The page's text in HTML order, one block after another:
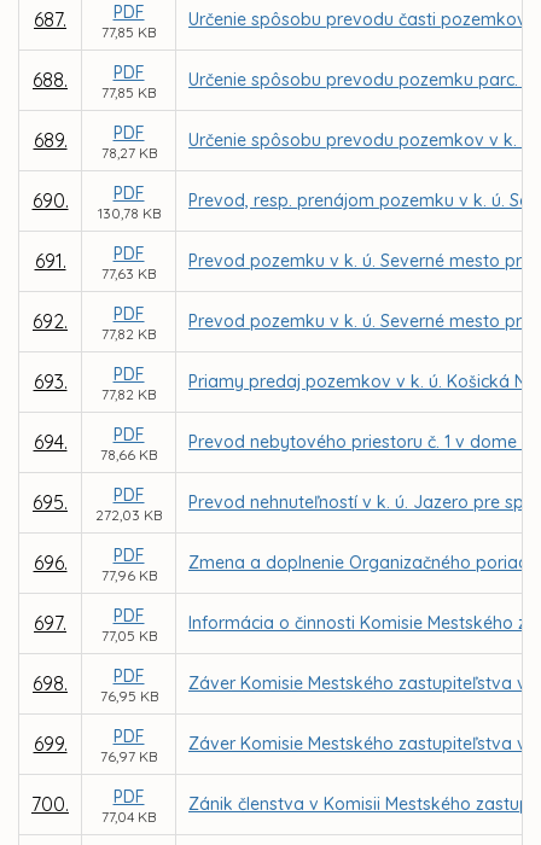
687. PDF
77,85 KB
Určenie spôsobu prevodu časti pozemkov
688. PDF
77,85 KB
Určenie spôsobu prevodu pozemku parc.
689. PDF
78,27 KB
Určenie spôsobu prevodu pozemkov v k.
690. PDF
130,78 KB
Prevod, resp. prenájom pozemku v k. ú.
691. PDF
77,63 KB
Prevod pozemku v k. ú. Severné mesto
692. PDF
77,82 KB
Prevod pozemku v k. ú. Severné mesto
693. PDF
77,82 KB
Priamy predaj pozemkov v k. ú. Košická
694. PDF
78,66 KB
Prevod nebytového priestoru č. 1 v dome
695. PDF
272,03 KB
Prevod nehnuteľností v k. ú. Jazero pre
696. PDF
77,96 KB
Zmena a doplnenie Organizačného
697. PDF
77,05 KB
Informácia o činnosti Komisie Mestského
698. PDF
76,95 KB
Záver Komisie Mestského zastupiteľstva v
699. PDF
76,97 KB
Záver Komisie Mestského zastupiteľstva v
700. PDF
77,04 KB
Zánik členstva v Komisii Mestského